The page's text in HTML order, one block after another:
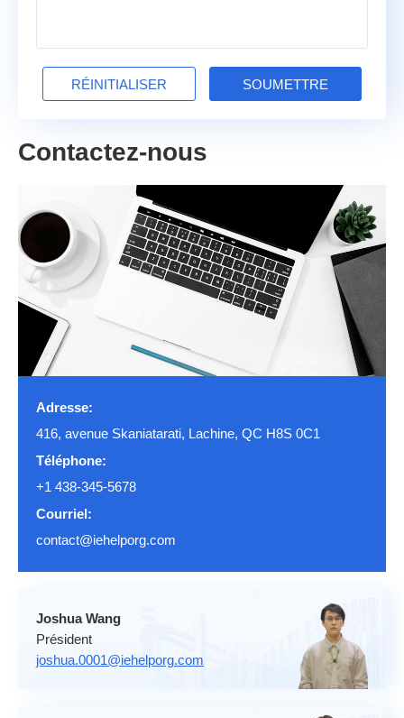
Contactez-nous
Adresse:
416, avenue Skaniatarati, Lachine, QC H8S 0C1
Téléphone:
+1 438-345-5678
Courriel:
contact@iehelporg.com
Joshua Wang
Président
joshua.0001@iehelporg.com